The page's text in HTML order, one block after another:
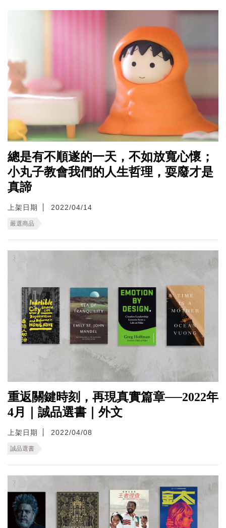
總是有不順遂的一天，不如放寬心懷；
小丸子教會我們的人生哲理，耍廢才是
真諦
上架日期 2022/04/14
嚴選商品
重返關鍵時刻，再現真實篇章──2022年
4月｜誠品選書｜外文
上架日期 2022/04/08
誠品選書